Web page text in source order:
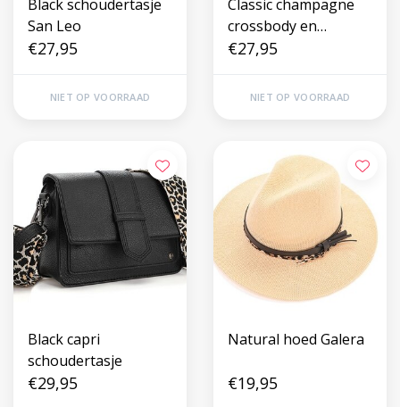
Black schoudertasje
San Leo
€27,95
NIET OP VOORRAAD
Classic champagne
crossbody en
schoudertasje
€27,95
NIET OP VOORRAAD
Black capri
schoudertasje
€29,95
Natural hoed Galera
€19,95